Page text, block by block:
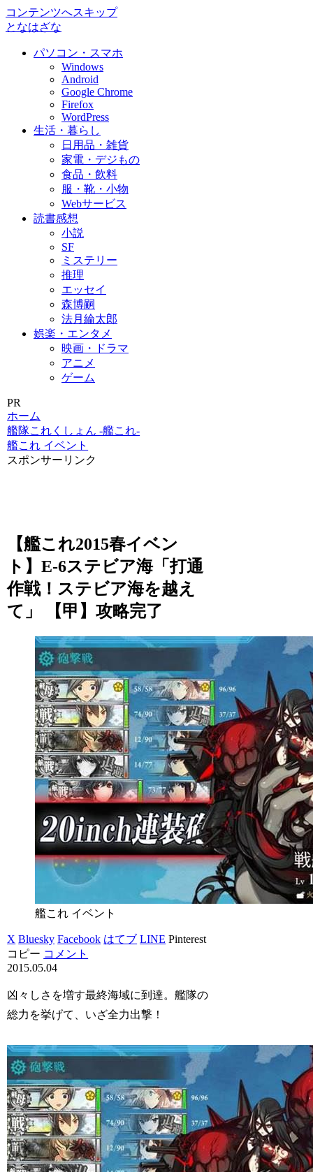
コンテンツへスキップ
となはざな
パソコン・スマホ
Windows
Android
Google Chrome
Firefox
WordPress
生活・暮らし
日用品・雑貨
家電・デジもの
食品・飲料
服・靴・小物
Webサービス
読書感想
小説
SF
ミステリー
推理
エッセイ
森博嗣
法月綸太郎
娯楽・エンタメ
映画・ドラマ
アニメ
ゲーム
PR
ホーム
艦隊これくしょん -艦これ-
艦これ イベント
スポンサーリンク
【艦これ2015春イベン
ト】E-6ステビア海「打通
作戦！ステビア海を越え
て」 【甲】攻略完了
艦これ イベント
X Bluesky Facebook はてブ LINE Pinterest
コピー コメント
2015.05.04
凶々しさを増す最終海域に到達。艦隊の
総力を挙げて、いざ全力出撃！